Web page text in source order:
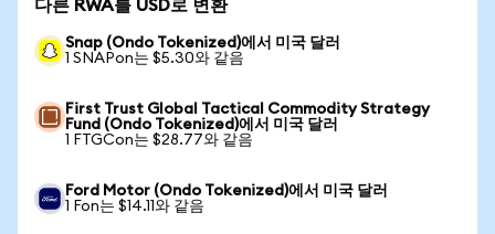
다른 RWA를 USD로 변환
Snap (Ondo Tokenized)에서 미국 달러
1 SNAPon는 $5.30와 같음
First Trust Global Tactical Commodity Strategy
Fund (Ondo Tokenized)에서 미국 달러
1 FTGCon는 $28.77와 같음
Ford Motor (Ondo Tokenized)에서 미국 달러
1 Fon는 $14.11와 같음